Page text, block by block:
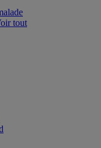
tout